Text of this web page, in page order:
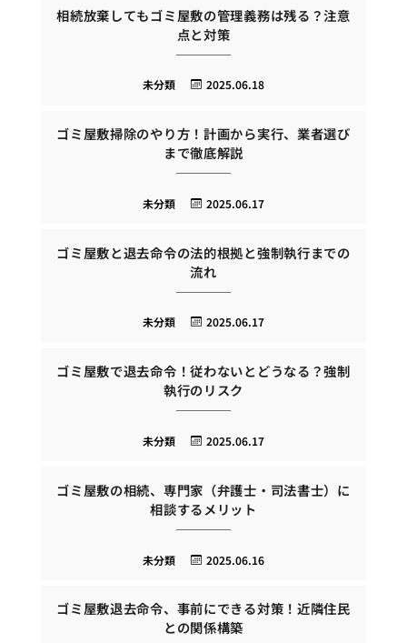
相続放棄してもゴミ屋敷の管理義務は残る？注意
点と対策
2025.06.18
未分類
ゴミ屋敷掃除のやり方！計画から実行、業者選び
まで徹底解説
2025.06.17
未分類
ゴミ屋敷と退去命令の法的根拠と強制執行までの
流れ
2025.06.17
未分類
ゴミ屋敷で退去命令！従わないとどうなる？強制
執行のリスク
2025.06.17
未分類
ゴミ屋敷の相続、専門家（弁護士・司法書士）に
相談するメリット
2025.06.16
未分類
ゴミ屋敷退去命令、事前にできる対策！近隣住民
との関係構築